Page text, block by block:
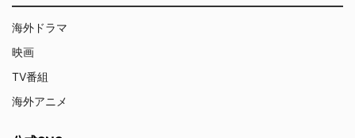
海外ドラマ
映画
TV番組
海外アニメ